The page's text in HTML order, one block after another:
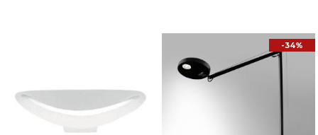
-34%